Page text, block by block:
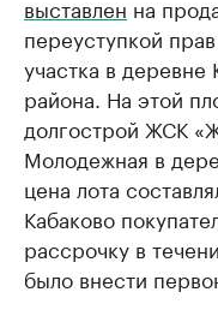
выставлен на
переуступкой
участка в деревне
района. На этой
долгострой ЖСК
Молодежная в
цена лота
Кабаково
рассрочку в
было внести